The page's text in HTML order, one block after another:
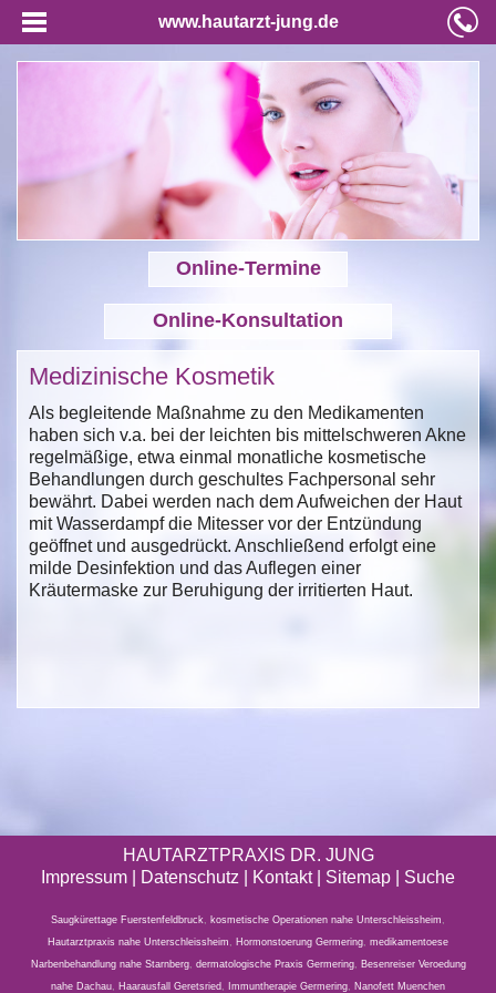
www.hautarzt-jung.de
Online-Termine
Online-Konsultation
Medizinische Kosmetik
Als begleitende Maßnahme zu den Medikamenten
haben sich v.a. bei der leichten bis mittelschweren Akne
regelmäßige, etwa einmal monatliche kosmetische
Behandlungen durch geschultes Fachpersonal sehr
bewährt. Dabei werden nach dem Aufweichen der Haut
mit Wasserdampf die Mitesser vor der Entzündung
geöffnet und ausgedrückt. Anschließend erfolgt eine
milde Desinfektion und das Auflegen einer
Kräutermaske zur Beruhigung der irritierten Haut.
HAUTARZTPRAXIS DR. JUNG
Impressum
Datenschutz | Kontakt | Sitemap Suche
Saugkürettage Fuerstenfeldbruck, kosmetische Operationen nahe Unterschleissheim ,
Hautarztpraxis nahe Unterschleissheim , Hormonstoerung Germering, medikamentoese
Narbenbehandlung nahe Starnberg, dermatologische Praxis Germering, Besenreiser Veroedung
nahe Dachau, Haarausfall Geretsried , Immuntherapie Germering, Nanofett Muenchen